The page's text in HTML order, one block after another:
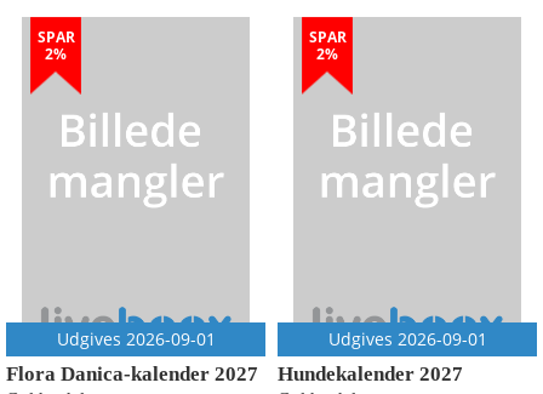
SPAR
2%
Udgives 2026-09-01
Flora Danica-kalender 2027
SPAR
2%
Udgives 2026-09-01
Hundekalender 2027